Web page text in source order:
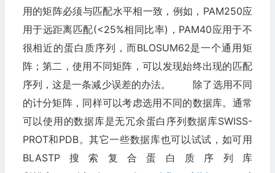
用的矩阵必须与匹配水平相一致，例如，PAM250应
用于远距离匹配(<25%相同比率)，PAM40应用于不
很相近的蛋白质序列，而BLOSUM62是一个通用矩
阵；第二，使用不同矩阵，可以发现始终出现的匹配
序列，这是一条减少误差的办法。 除了选用不同
的计分矩阵，同样可以考虑选用不同的数据库。通常
可以使用的数据库是无冗余蛋白序列数据库SWISS-
PROT和PDB。其它一些数据库也可以试试，如可用
BLASTP搜索复合蛋白质序列库